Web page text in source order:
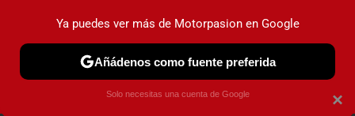
PRUEBAS COCHES ELÉCTRICOS OBSERVATORIO
×
Ya puedes ver más de Motorpasion en Google
Añádenos como fuente preferida
Solo necesitas una cuenta de Google